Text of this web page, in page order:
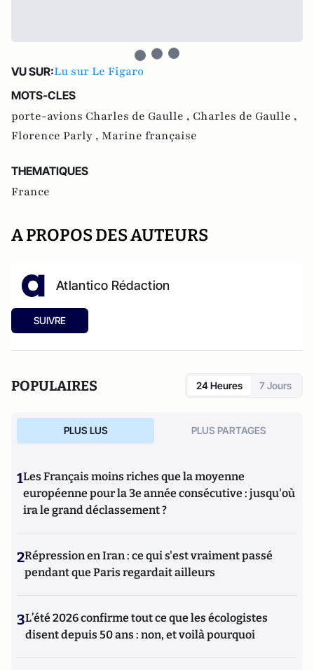
VU SUR:Lu sur Le Figaro
MOTS-CLES
porte-avions Charles de Gaulle , Charles de Gaulle ,
Florence Parly , Marine française
THEMATIQUES
France
A PROPOS DES AUTEURS
Atlantico Rédaction
SUIVRE
POPULAIRES 24 Heures 7 Jours
PLUS LUS PLUS PARTAGES
1Les Français moins riches que la moyenne
européenne pour la 3e année consécutive : jusqu'où
ira le grand déclassement ?
2Répression en Iran : ce qui s'est vraiment passé
pendant que Paris regardait ailleurs
3L’été 2026 confirme tout ce que les écologistes
disent depuis 50 ans : non, et voilà pourquoi